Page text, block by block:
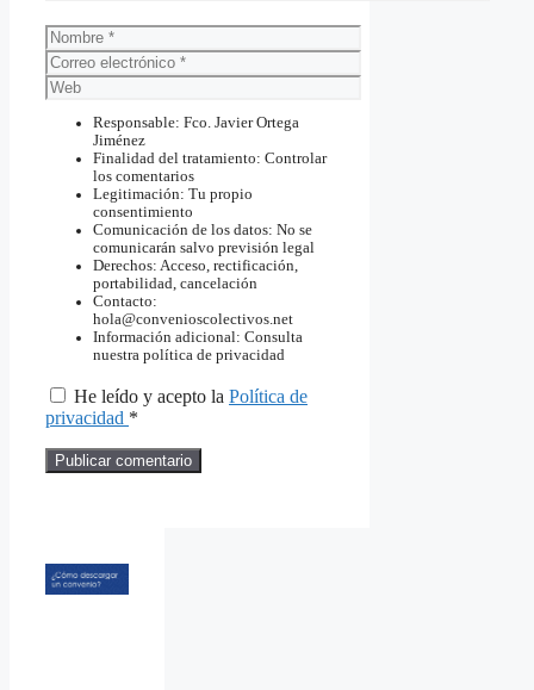
Nombre
Correo
electrónico
Web
Responsable: Fco. Javier Ortega
Jiménez
Finalidad del tratamiento: Controlar
los comentarios
Legitimación: Tu propio
consentimiento
Comunicación de los datos: No se
comunicarán salvo previsión legal
Derechos: Acceso, rectificación,
portabilidad, cancelación
Contacto:
hola@convenioscolectivos.net
Información adicional: Consulta
nuestra política de privacidad
He leído y acepto la Política de
privacidad *